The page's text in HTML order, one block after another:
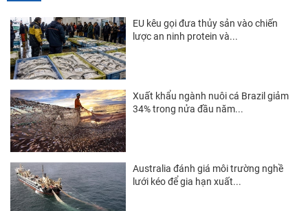
Thị trường New Zealand
Thị trường Đài Loan
Thị trường Mỹ
Thị trường EU
Thị trường Nhật Bản
Thị trường Việt Nam
EU kêu gọi đưa thủy sản vào chiến
lược an ninh protein và...
Xuất khẩu ngành nuôi cá Brazil giảm
34% trong nửa đầu năm...
Australia đánh giá môi trường nghề
lưới kéo để gia hạn xuất...